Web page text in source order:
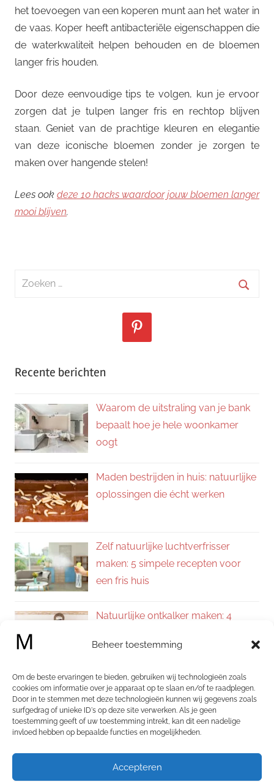
Beheer toestemming
Om de beste ervaringen te bieden, gebruiken wij technologieën zoals
cookies om informatie over je apparaat op te slaan en/of te raadplegen.
Door in te stemmen met deze technologieën kunnen wij gegevens zoals
surfgedrag of unieke ID's op deze site verwerken. Als je geen
toestemming geeft of uw toestemming intrekt, kan dit een nadelige
invloed hebben op bepaalde functies en mogelijkheden.
Accepteren
het toevoegen van een koperen munt aan het water in
de vaas. Koper heeft antibacteriële eigenschappen die
de waterkwaliteit helpen behouden en de bloemen
langer fris houden.
Door deze eenvoudige tips te volgen, kun je ervoor
zorgen dat je tulpen langer fris en rechtop blijven
staan. Geniet van de prachtige kleuren en elegantie
van deze iconische bloemen zonder je zorgen te
maken over hangende stelen!
Lees ook deze 10 hacks waardoor jouw bloemen langer
mooi blijven.
Zoeken
Recente berichten
Waarom de uitstraling van je bank
bepaalt hoe je hele woonkamer
oogt
Maden bestrijden in huis: natuurlijke
oplossingen die écht werken
Zelf natuurlijke luchtverfrisser
maken: 5 simpele recepten voor
een fris huis
Natuurlijke ontkalker maken: 4
kalkvrij huis
Zelf allesreiniger maken: 4
natuurlijke recepten voor een
schoon en fris huis